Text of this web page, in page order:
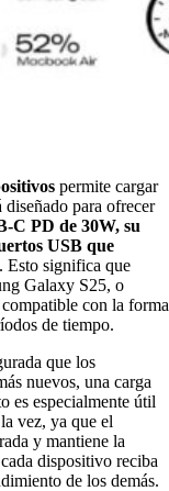
permite cargar
diseñado para ofrecer
C PD de 30W, su
USB que
. Esto significa que
Galaxy S25, o
con la forma
de tiempo.
que los
nuevos, una carga
es especialmente útil
vez, ya que el
y mantiene la
dispositivo reciba
de los demás.